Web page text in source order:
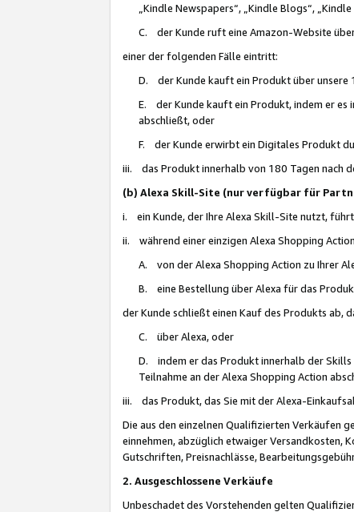
„Kindle Newspapers“, „Kindle Blogs“,
C. der Kunde ruft eine Amazon-Website
einer der folgenden Fälle eintritt:
D. der Kunde kauft ein Produkt über
E. der Kunde kauft ein Produkt, indem er es
abschließt, oder
F. der Kunde erwirbt ein Digitales Produkt
iii. das Produkt innerhalb von 180 Tagen nach
(b) Alexa Skill-Site (nur verfügbar für
i. ein Kunde, der Ihre Alexa Skill-Site nutzt,
ii. während einer einzigen Alexa Shopping
A. von der Alexa Shopping Action zu Ihrer
B. eine Bestellung über Alexa für das
der Kunde schließt einen Kauf des Produkts ab,
C. über Alexa, oder
D. indem er das Produkt innerhalb der Skills
Teilnahme an der Alexa Shopping Action
iii. das Produkt, das Sie mit der Alexa-
Die aus den einzelnen Qualifizierten Verkäufen
einnehmen, abzüglich etwaiger Versandkosten,
Gutschriften, Preisnachlässe,
2. Ausgeschlossene Verkäufe
Unbeschadet des Vorstehenden gelten